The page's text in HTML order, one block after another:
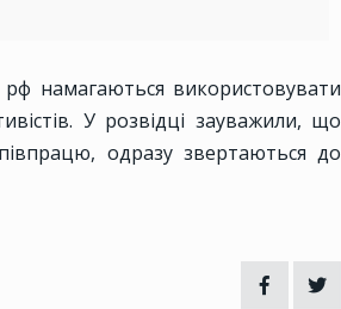
намагаються використовувати
У розвідці зауважили, що
одразу звертаються до